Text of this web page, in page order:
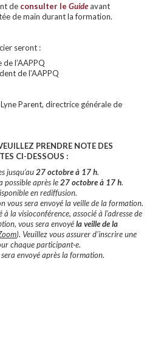
de consulter le Guideavant
de main durant la formation.
seront :
l’AAPPQ
de l’AAPPQ
Parent, directrice générale de
PRENDRE NOTE DES
CI-DESSOUS :
jusqu’au27 octobre à 17 h.
possible après le27 octobre à 17 h.
en rediffusion.
vous sera envoyé la veille de la formation.
à la visioconférence, associé à l’adresse de
vous sera envoyéla veille de la
). Veuillez vous assurer d’inscrire une
chaque participant·e.
envoyé après la formation.